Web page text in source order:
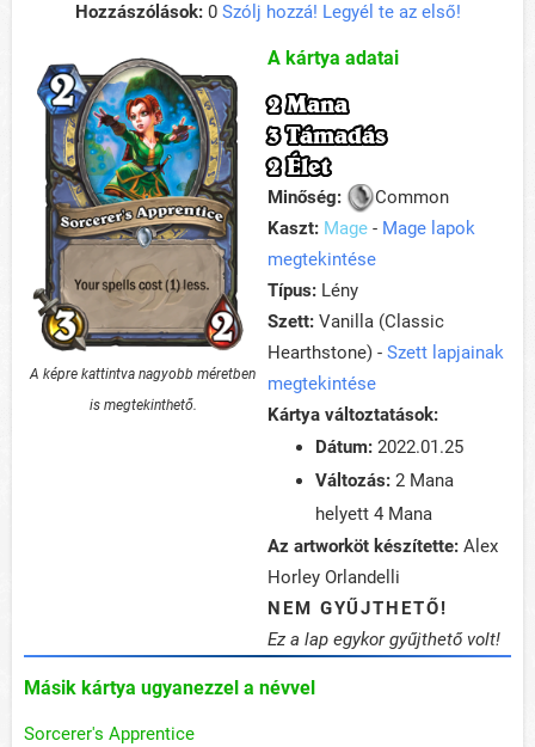
Hozzászólások:0 Szólj hozzá! Legyél te az első!
A képre kattintva nagyobb méretben
is megtekinthető.
A kártya adatai
2 Mana
3 Támadás
2 Élet
Minőség:
Common
Kaszt: Mage - Mage lapok
megtekintése
Típus: Lény
Szett: Vanilla (Classic
Hearthstone) - Szett lapjainak
megtekintése
Kártya változtatások:
Dátum: 2022.01.25
Változás: 2 Mana
helyett 4 Mana
Az artworköt készítette: Alex
Horley Orlandelli
NEM GYŰJTHETŐ!
Ez a lap egykor gyűjthető volt!
Másik kártya ugyanezzel a névvel
Sorcerer's Apprentice